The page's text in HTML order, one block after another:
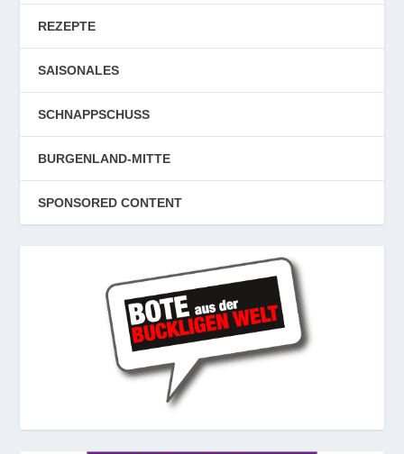
REZEPTE
SAISONALES
SCHNAPPSCHUSS
BURGENLAND-MITTE
SPONSORED CONTENT